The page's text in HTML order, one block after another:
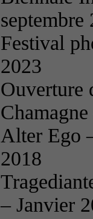
septembre
Festival
2023
Ouverture
Alter Ego
2018
– Janvier